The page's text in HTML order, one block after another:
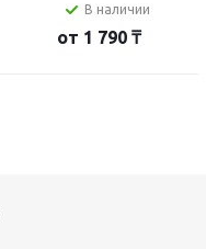
В наличии
от 1 790 ₸